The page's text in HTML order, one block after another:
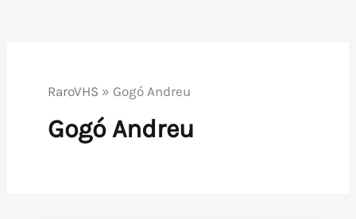
RaroVHS » Gogó Andreu
Gogó Andreu